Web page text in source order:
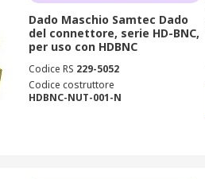
Dado Maschio Samtec Dado
del connettore, serie HD-BNC,
per uso con HDBNC
Codice RS 229-5052
Codice costruttore
HDBNC-NUT-001-N